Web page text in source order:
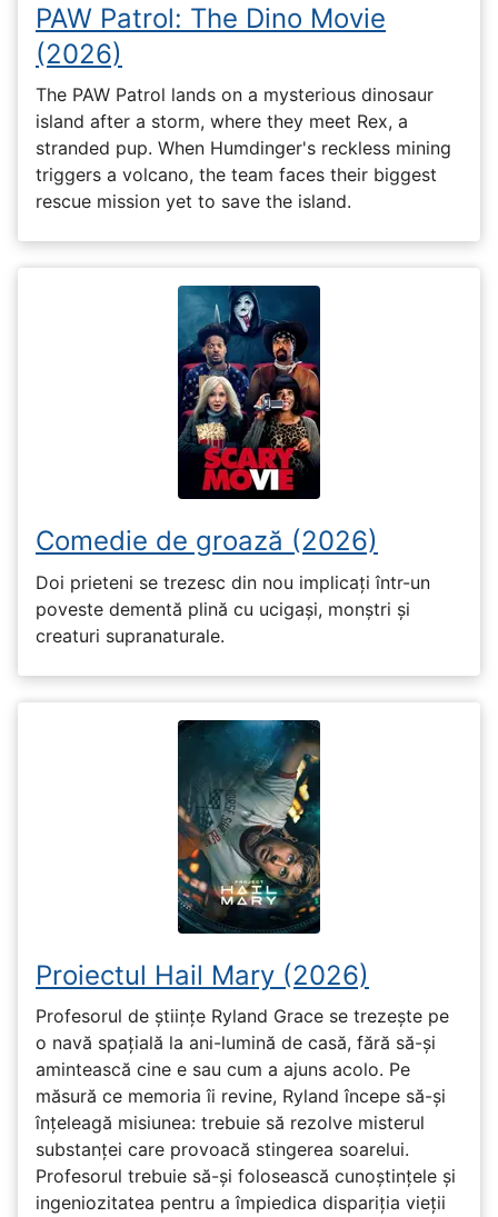
PAW Patrol: The Dino Movie
(2026)
The PAW Patrol lands on a mysterious dinosaur
island after a storm, where they meet Rex, a
stranded pup. When Humdinger's reckless mining
triggers a volcano, the team faces their biggest
rescue mission yet to save the island.
Comedie de groază (2026)
Doi prieteni se trezesc din nou implicați într-un
poveste dementă plină cu ucigași, monștri și
creaturi supranaturale.
Proiectul Hail Mary (2026)
Profesorul de științe Ryland Grace se trezește pe
o navă spațială la ani-lumină de casă, fără să-și
amintească cine e sau cum a ajuns acolo. Pe
măsură ce memoria îi revine, Ryland începe să-și
înțeleagă misiunea: trebuie să rezolve misterul
substanței care provoacă stingerea soarelui.
Profesorul trebuie să-și folosească cunoștințele și
ingeniozitatea pentru a împiedica dispariția vieții